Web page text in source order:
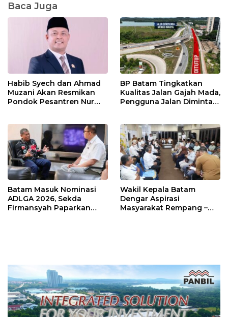
Baca Juga
Habib Syech dan Ahmad
Muzani Akan Resmikan
Pondok Pesantren Nur
BP Batam Tingkatkan
Kualitas Jalan Gajah Mada,
Pengguna Jalan Diminta
Batam Masuk Nominasi
ADLGA 2026, Sekda
Firmansyah Paparkan
Wakil Kepala Batam
Dengar Aspirasi
Masyarakat Rempang –